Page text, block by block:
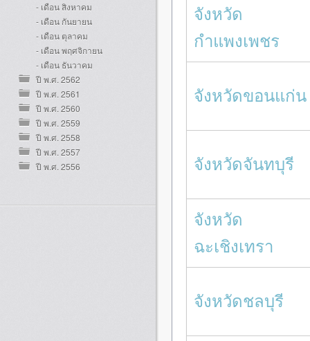
- เดือน สิงหาคม
- เดือน กันยายน
- เดือน ตุลาคม
- เดือน พฤศจิกายน
- เดือน ธันวาคม
ปี พ.ศ. 2562
ปี พ.ศ. 2561
ปี พ.ศ. 2560
ปี พ.ศ. 2559
ปี พ.ศ. 2558
ปี พ.ศ. 2557
ปี พ.ศ. 2556
จังหวัด
กำแพงเพชร
จังหวัดขอนแก่น
จังหวัดจันทบุรี
จังหวัด
ฉะเชิงเทรา
จังหวัดชลบุรี